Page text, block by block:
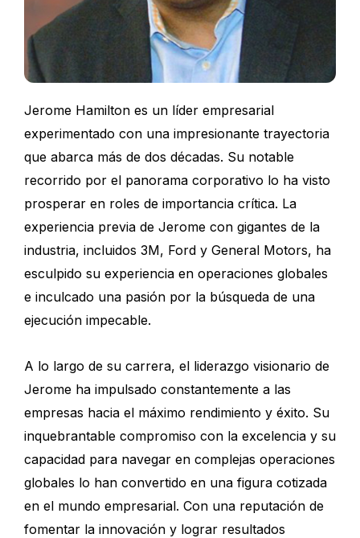
Jerome Hamilton es un líder empresarial
experimentado con una impresionante trayectoria
que abarca más de dos décadas. Su notable
recorrido por el panorama corporativo lo ha visto
prosperar en roles de importancia crítica. La
experiencia previa de Jerome con gigantes de la
industria, incluidos 3M, Ford y General Motors, ha
esculpido su experiencia en operaciones globales
e inculcado una pasión por la búsqueda de una
ejecución impecable.
A lo largo de su carrera, el liderazgo visionario de
Jerome ha impulsado constantemente a las
empresas hacia el máximo rendimiento y éxito. Su
inquebrantable compromiso con la excelencia y su
capacidad para navegar en complejas operaciones
globales lo han convertido en una figura cotizada
en el mundo empresarial. Con una reputación de
fomentar la innovación y lograr resultados